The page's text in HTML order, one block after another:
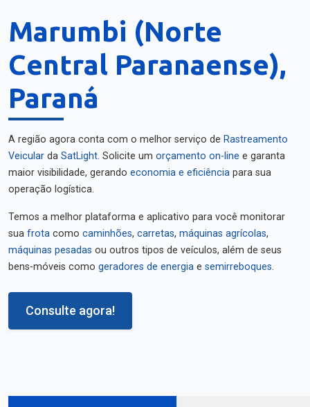
Marumbi (Norte
Central Paranaense),
Paraná
A região agora conta com o melhor serviço de Rastreamento
Veicular da SatLight. Solicite um orçamento on-line e garanta
maior visibilidade, gerando economia e eficiência para sua
operação logística.
Temos a melhor plataforma e aplicativo para você monitorar
sua frota como caminhões, carretas, máquinas agrícolas,
máquinas pesadas ou outros tipos de veículos, além de seus
bens-móveis como geradores de energia e semirreboques.
Consulte agora!